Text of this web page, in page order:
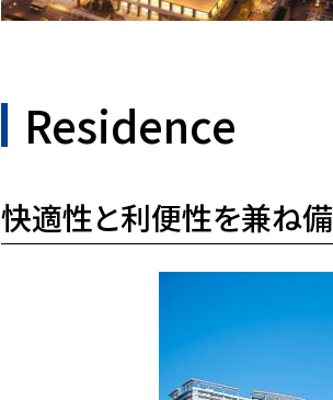
Residence
快適性と利便性を兼ね